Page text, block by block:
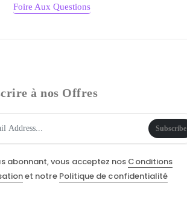
Foire Aux Questions
à nos Offres
Subscribe
abonnant, vous acceptez nos Conditions
et notre Politique de confidentialité